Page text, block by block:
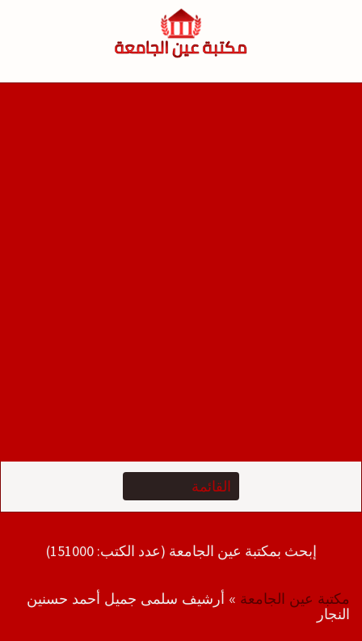
إبحث بمكتبة عين الجامعة (عدد الكتب: 151000)
مكتبة عين الجامعة » أرشيف سلمى جميل أحمد حسنين
النجار